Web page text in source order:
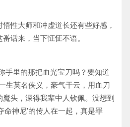
性大师和冲虚道长还有些好感，
话来，当下怔怔不语。
手里的那把血光宝刀吗？要知道
生英名侠义，豪气干云，用血刀
头，深得我辈中人钦佩。没想到
命神尼’的传人在一起，真是罪